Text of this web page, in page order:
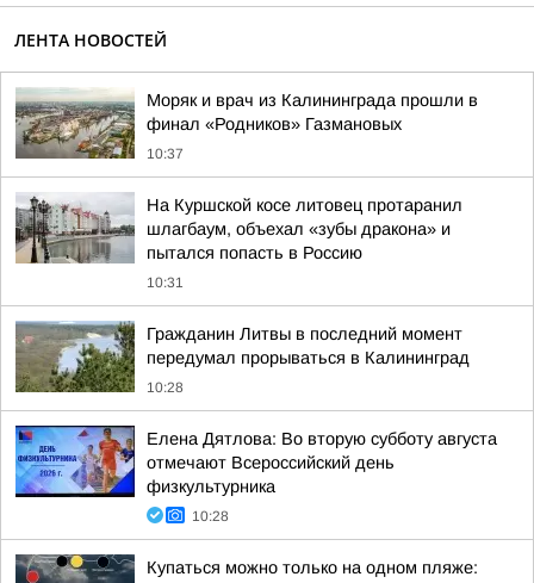
ЛЕНТА НОВОСТЕЙ
Моряк и врач из Калининграда прошли в
финал «Родников» Газмановых
10:37
На Куршской косе литовец протаранил
шлагбаум, объехал «зубы дракона» и
пытался попасть в Россию
10:31
Гражданин Литвы в последний момент
передумал прорываться в Калининград
10:28
Елена Дятлова: Во вторую субботу августа
отмечают Всероссийский день
физкультурника
10:28
Купаться можно только на одном пляже: